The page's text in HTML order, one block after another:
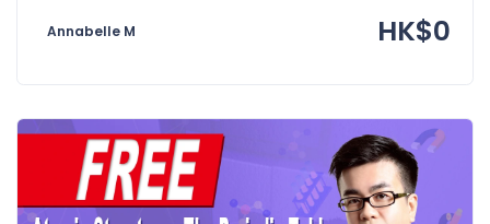
Annabelle M HK$0